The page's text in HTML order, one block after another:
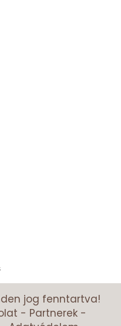
jog fenntartva!
- Partnerek-